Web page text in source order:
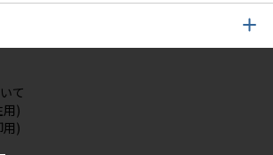
て
用)
用)